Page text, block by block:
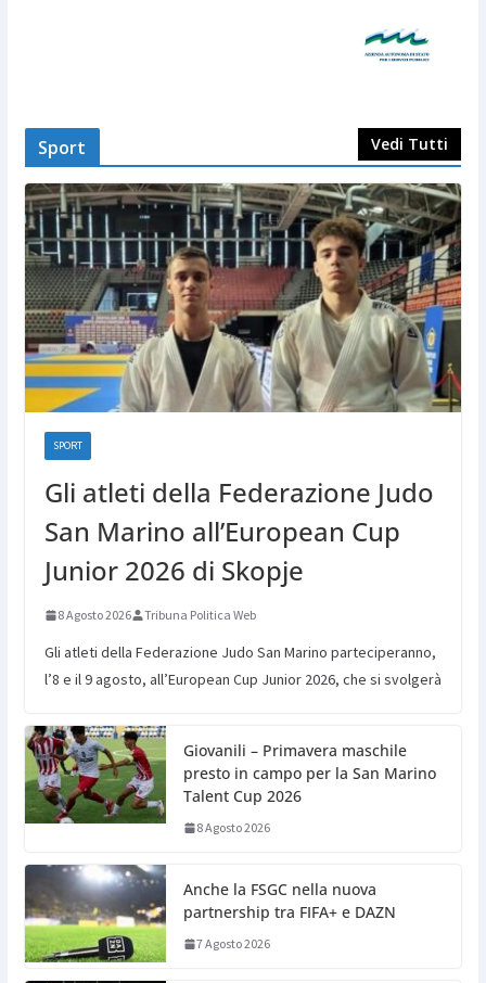
Sport Vedi Tutti
SPORT
Gli atleti della Federazione Judo
San Marino all’European Cup
Junior 2026 di Skopje
8 Agosto 2026 Tribuna Politica Web
Gli atleti della Federazione Judo San Marino parteciperanno,
l’8 e il 9 agosto, all’European Cup Junior 2026, che si svolgerà
Giovanili – Primavera maschile
presto in campo per la San Marino
Talent Cup 2026
8 Agosto 2026
Anche la FSGC nella nuova
partnership tra FIFA+ e DAZN
7 Agosto 2026